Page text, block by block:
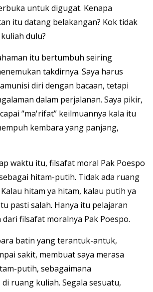
untuk digugat. Kenapa
itu datang belakangan? Kok tidak
dulu?
itu bertumbuh seiring
takdirnya. Saya harus
diri dengan bacaan, tetapi
dalam perjalanan. Saya pikir,
“ma'rifat” keilmuannya kala itu
kembara yang panjang,
waktu itu, filsafat moral Pak Poespo
hitam-putih. Tidak ada ruang
hitam ya hitam, kalau putih ya
pasti salah. Hanya itu pelajaran
filsafat moralnya Pak Poespo.
batin yang terantuk-antuk,
sakit, membuat saya merasa
putih, sebagaimana
ruang kuliah. Segala sesuatu,